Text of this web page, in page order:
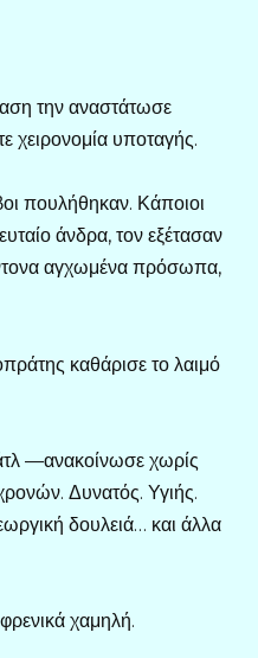
την αναστάτωσε
χειρονομία υποταγής.
πουλήθηκαν. Κάποιοι
άνδρα, τον εξέτασαν
αγχωμένα πρόσωπα,
καθάρισε το λαιμό
—ανακοίνωσε χωρίς
Δυνατός. Υγιής.
δουλειά… και άλλα
χαμηλή.